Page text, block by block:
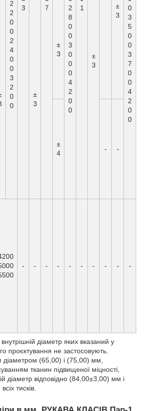
2
2
0
0
2
4
0
0
3
2
0
0
3
7
2
8
0
0
3
0
0
0
4
2
0
0
1
0
3
5
0
0
3
7
0
0
4
2
0
0
±
3
±
3
±
3
±
3
±
4
- -
- - - - - - - - - -
діаметр яких вказаний у
проєктування не застосовують.
діаметром (65,00) і (75,00) мм,
тканин підвищеної міцності,
діаметр відповідно (84,00±3,00) мм і
тисків.